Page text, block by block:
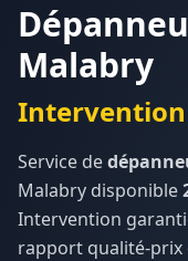
Malabry
Intervention
Service de
Malabry disponible
Intervention
rapport qualité-prix